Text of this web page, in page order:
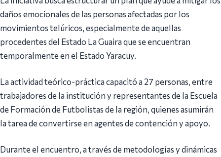
daños emocionales de las personas afectadas por los
movimientos telúricos, especialmente de aquellas
procedentes del Estado La Guaira que se encuentran
temporalmente en el Estado Yaracuy.
La actividad teórico-práctica capacitó a 27 personas, entre
trabajadores de la institución y representantes de la Escuela
de Formación de Futbolistas de la región, quienes asumirán
la tarea de convertirse en agentes de contención y apoyo.
Durante el encuentro, a través de metodologías y dinámicas